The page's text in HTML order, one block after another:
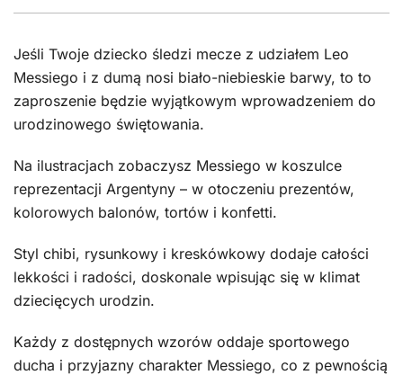
Jeśli Twoje dziecko śledzi mecze z udziałem Leo
Messiego i z dumą nosi biało-niebieskie barwy, to to
zaproszenie będzie wyjątkowym wprowadzeniem do
urodzinowego świętowania.
Na ilustracjach zobaczysz Messiego w koszulce
reprezentacji Argentyny – w otoczeniu prezentów,
kolorowych balonów, tortów i konfetti.
Styl chibi, rysunkowy i kreskówkowy dodaje całości
lekkości i radości, doskonale wpisując się w klimat
dziecięcych urodzin.
Każdy z dostępnych wzorów oddaje sportowego
ducha i przyjazny charakter Messiego, co z pewnością